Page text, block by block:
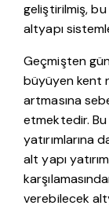
geliştirilmiş,
altyapı
Geçmişten
büyüyen kent
artmasına
etmektedir. Bu
yatırımlarına
alt yapı
verebilecek